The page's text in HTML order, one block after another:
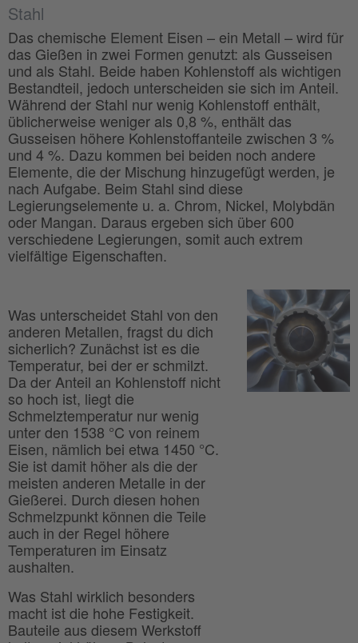
Stahl
Das chemische Element Eisen – ein Metall – wird für
das Gießen in zwei Formen genutzt: als Gusseisen
und als Stahl. Beide haben Kohlenstoff als wichtigen
Bestandteil, jedoch unterscheiden sie sich im Anteil.
Während der Stahl nur wenig Kohlenstoff enthält,
üblicherweise weniger als 0,8 %, enthält das
Gusseisen höhere Kohlenstoffanteile zwischen 3 %
und 4 %. Dazu kommen bei beiden noch andere
Elemente, die der Mischung hinzugefügt werden, je
nach Aufgabe. Beim Stahl sind diese
Legierungselemente u. a. Chrom, Nickel, Molybdän
oder Mangan. Daraus ergeben sich über 600
verschiedene Legierungen, somit auch extrem
vielfältige Eigenschaften.
Was unterscheidet Stahl von den
anderen Metallen, fragst du dich
sicherlich? Zunächst ist es die
Temperatur, bei der er schmilzt.
Da der Anteil an Kohlenstoff nicht
so hoch ist, liegt die
Schmelztemperatur nur wenig
unter den 1538 °C von reinem
Eisen, nämlich bei etwa 1450 °C.
Sie ist damit höher als die der
meisten anderen Metalle in der
Gießerei. Durch diesen hohen
Schmelzpunkt können die Teile
auch in der Regel höhere
Temperaturen im Einsatz
aushalten.
Was Stahl wirklich besonders
macht ist die hohe Festigkeit.
Bauteile aus diesem Werkstoff